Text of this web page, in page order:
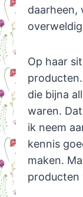
daarheen,
Op haar
die bijna
waren.
ik neem
kennis
maken.
producten